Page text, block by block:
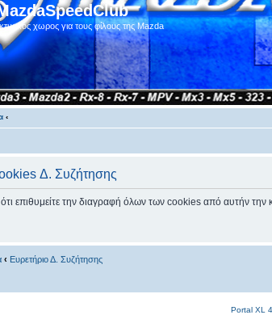
χωρος για τους φίλους της Mazda
‹
Δ. Συζήτησης
ότι επιθυμείτε την διαγραφή όλων των cookies από αυτήν την
‹ Ευρετήριο Δ. Συζήτησης
Portal XL